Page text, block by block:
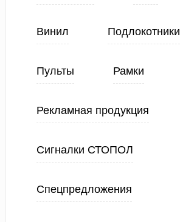
Винил Подлокотники
Пульты Рамки
Рекламная продукция
Сигналки СТОПОЛ
Спецпредложения